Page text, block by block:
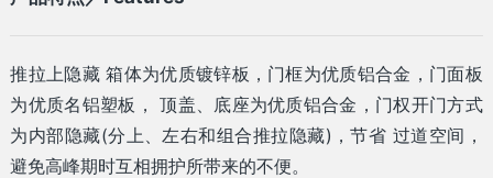
推拉上隐藏 箱体为优质镀锌板，门框为优质铝合金，门面板
为优质名铝塑板， 顶盖、底座为优质铝合金，门权开门方式
为内部隐藏(分上、左右和组合推拉隐藏)，节省 过道空间，
避免高峰期时互相拥护所带来的不便。